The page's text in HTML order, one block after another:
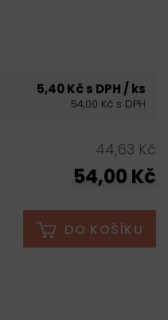
5,40 Kč s DPH / ks
54,00 Kč s DPH
44,63 Kč
54,00 Kč
DO KOŠÍKU